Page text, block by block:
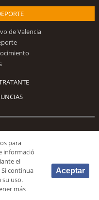
de Valencia
|AVISO LEGAL
para
informació
el
continua
su uso.
más
Aceptar